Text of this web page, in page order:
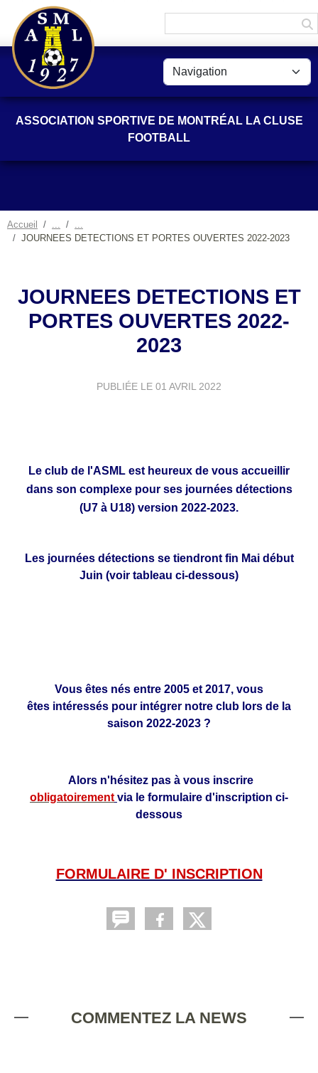
ASSOCIATION SPORTIVE DE MONTRÉAL LA CLUSE
FOOTBALL
Accueil
JOURNEES DETECTIONS ET PORTES OUVERTES 2022-2023
JOURNEES DETECTIONS ET
PORTES OUVERTES 2022-
2023
PUBLIÉE LE 01 AVRIL 2022
Le club de l'ASML est heureux de vous accueillir
dans son complexe pour ses journées détections
(U7 à U18) version 2022-2023.
Les journées détections se tiendront fin Mai début
Juin (voir tableau ci-dessous)
Vous êtes nés entre 2005 et 2017, vous
êtes intéressés pour intégrer notre club lors de la
saison 2022-2023 ?
Alors n'hésitez pas à vous inscrire
obligatoirement via le formulaire d'inscription ci-
dessous
FORMULAIRE D' INSCRIPTION
COMMENTEZ LA NEWS
Panneau de gestion des cookies